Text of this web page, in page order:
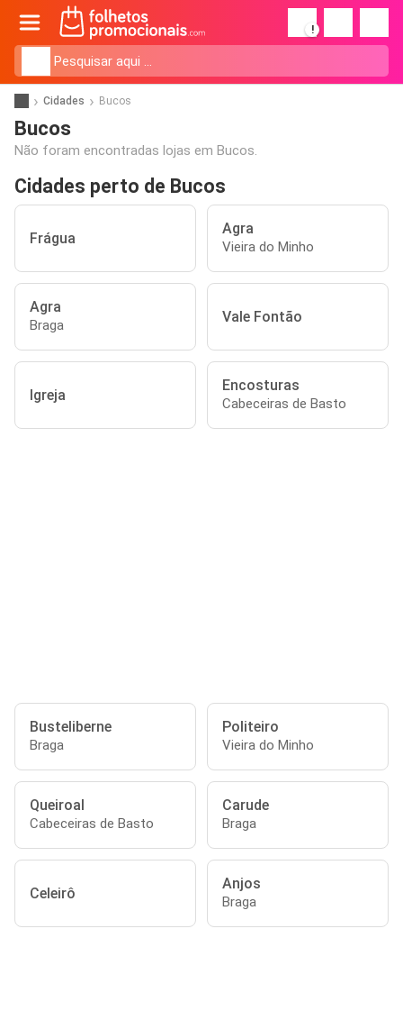
!
Cidades Bucos
Bucos
Não foram encontradas lojas em Bucos.
Cidades perto de Bucos
Frágua
Agra
Vieira do Minho
Agra
Braga Vale Fontão
Igreja
Encosturas
Cabeceiras de Basto
Busteliberne
Braga
Politeiro
Vieira do Minho
Queiroal
Cabeceiras de Basto
Carude
Braga
Celeirô
Anjos
Braga